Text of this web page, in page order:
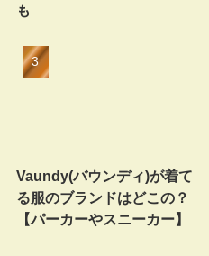
も
Vaundy(バウンディ)が着て
る服のブランドはどこの？
【パーカーやスニーカー】